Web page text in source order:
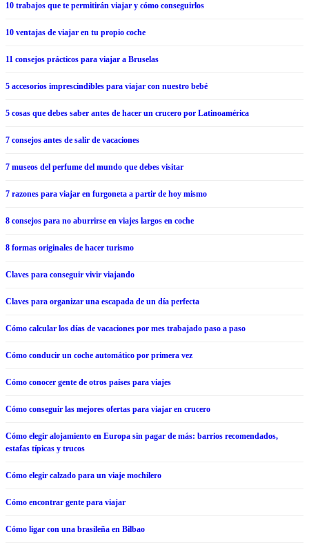
10 trabajos que te permitirán viajar y cómo conseguirlos
10 ventajas de viajar en tu propio coche
11 consejos prácticos para viajar a Bruselas
5 accesorios imprescindibles para viajar con nuestro bebé
5 cosas que debes saber antes de hacer un crucero por Latinoamérica
7 consejos antes de salir de vacaciones
7 museos del perfume del mundo que debes visitar
7 razones para viajar en furgoneta a partir de hoy mismo
8 consejos para no aburrirse en viajes largos en coche
8 formas originales de hacer turismo
Claves para conseguir vivir viajando
Claves para organizar una escapada de un día perfecta
Cómo calcular los días de vacaciones por mes trabajado paso a paso
Cómo conducir un coche automático por primera vez
Cómo conocer gente de otros países para viajes
Cómo conseguir las mejores ofertas para viajar en crucero
Cómo elegir alojamiento en Europa sin pagar de más: barrios recomendados,
estafas típicas y trucos
Cómo elegir calzado para un viaje mochilero
Cómo encontrar gente para viajar
Cómo ligar con una brasileña​ en Bilbao